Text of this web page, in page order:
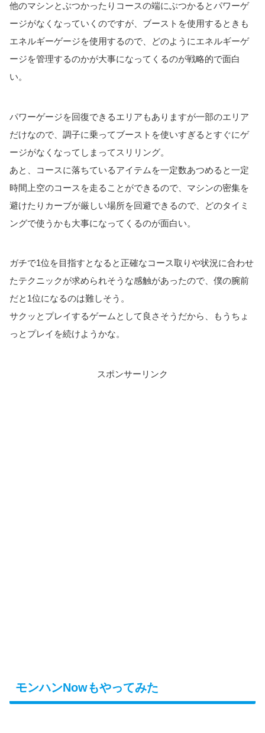
他のマシンとぶつかったりコースの端にぶつかるとパワーゲ
ージがなくなっていくのですが、ブーストを使用するときも
エネルギーゲージを使用するので、どのようにエネルギーゲ
ージを管理するのかが大事になってくるのが戦略的で面白
い。
パワーゲージを回復できるエリアもありますが一部のエリア
だけなので、調子に乗ってブーストを使いすぎるとすぐにゲ
ージがなくなってしまってスリリング。
あと、コースに落ちているアイテムを一定数あつめると一定
時間上空のコースを走ることができるので、マシンの密集を
避けたりカーブが厳しい場所を回避できるので、どのタイミ
ングで使うかも大事になってくるのが面白い。
ガチで1位を目指すとなると正確なコース取りや状況に合わせ
たテクニックが求められそうな感触があったので、僕の腕前
だと1位になるのは難しそう。
サクッとプレイするゲームとして良さそうだから、もうちょ
っとプレイを続けようかな。
スポンサーリンク
モンハンNowもやってみた